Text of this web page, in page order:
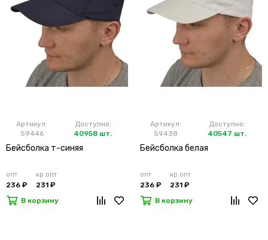
Артикул:
59446
Доступно:
40958 шт.
Бейсболка т-синяя
опт
236 ₽
кр.опт
231 ₽
В корзину
Артикул:
59438
Доступно:
40547 шт.
Бейсболка белая
опт
236 ₽
кр.опт
231 ₽
В корзину